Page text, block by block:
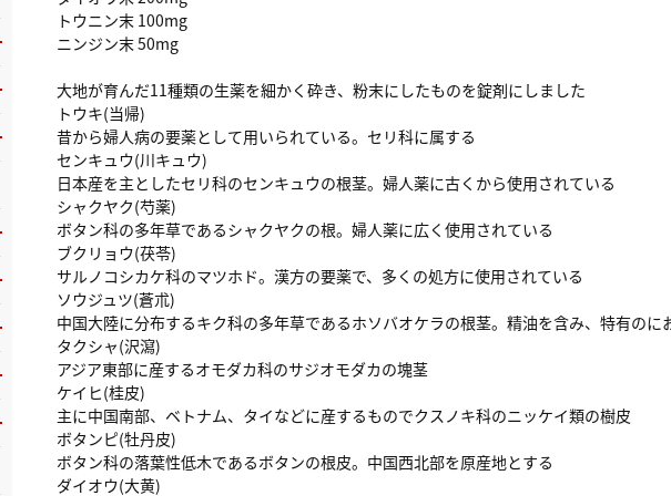
トウニン末 100mg
ニンジン末 50mg
大地が育んだ11種類の生薬を細かく砕き、粉末にしたものを錠剤にしました
トウキ(当帰)
昔から婦人病の要薬として用いられている。セリ科に属する
センキュウ(川キュウ)
日本産を主としたセリ科のセンキュウの根茎。婦人薬に古くから使用されている
シャクヤク(芍薬)
ボタン科の多年草であるシャクヤクの根。婦人薬に広く使用されている
ブクリョウ(茯苓)
サルノコシカケ科のマツホド。漢方の要薬で、多くの処方に使用されている
ソウジュツ(蒼朮)
中国大陸に分布するキク科の多年草であるホソバオケラの根茎。精油を含み、特有のに
タクシャ(沢瀉)
アジア東部に産するオモダカ科のサジオモダカの塊茎
ケイヒ(桂皮)
主に中国南部、ベトナム、タイなどに産するものでクスノキ科のニッケイ類の樹皮
ボタンピ(牡丹皮)
ボタン科の落葉性低木であるボタンの根皮。中国西北部を原産地とする
ダイオウ(大黄)